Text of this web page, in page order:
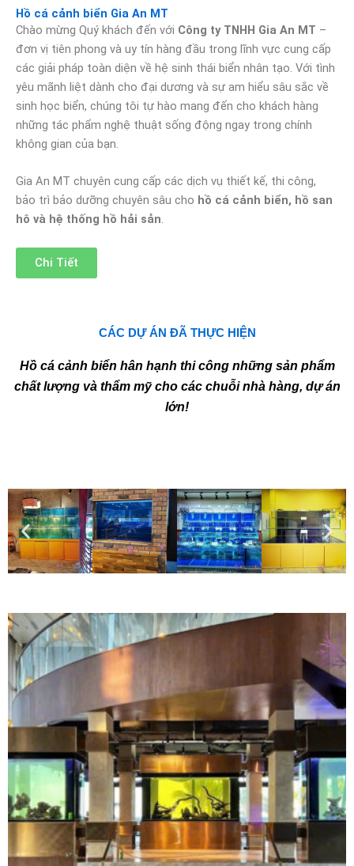
Hồ cá cảnh biển Gia An MT
Chào mừng Quý khách đến với Công ty TNHH Gia An MT –
đơn vị tiên phong và uy tín hàng đầu trong lĩnh vực cung cấp
các giải pháp toàn diện về hệ sinh thái biển nhân tạo. Với tình
yêu mãnh liệt dành cho đại dương và sự am hiểu sâu sắc về
sinh học biển, chúng tôi tự hào mang đến cho khách hàng
những tác phẩm nghệ thuật sống động ngay trong chính
không gian của bạn.
Gia An MT chuyên cung cấp các dịch vụ thiết kế, thi công,
bảo trì bảo dưỡng chuyên sâu cho hồ cá cảnh biển, hồ san
hô và hệ thống hồ hải sản.
Chi Tiết
CÁC DỰ ÁN ĐÃ THỰC HIỆN
Hồ cá cảnh biển​ hân hạnh thi công những sản phẩm
chất lượng và thẩm mỹ cho các chuỗi nhà hàng, dự án
lớn!